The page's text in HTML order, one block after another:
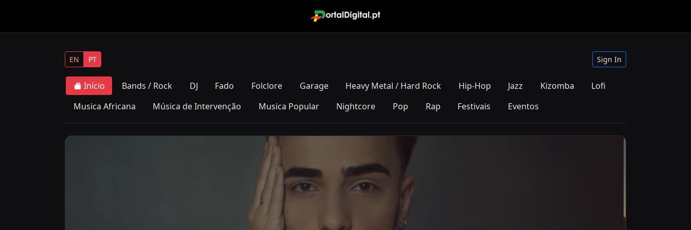
EN PT Sign In
Início Bands / Rock DJ Fado Folclore Garage Heavy Metal / Hard Rock Hip-Hop Jazz Kizomba
Lofi
Musica Africana
Música de Intervenção Musica Popular Nightcore Pop Rap Festivais Eventos